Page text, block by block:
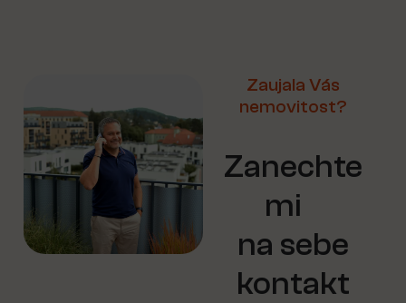
Zaujala Vás
nemovitost?
Zanechte
mi
na sebe
kontakt